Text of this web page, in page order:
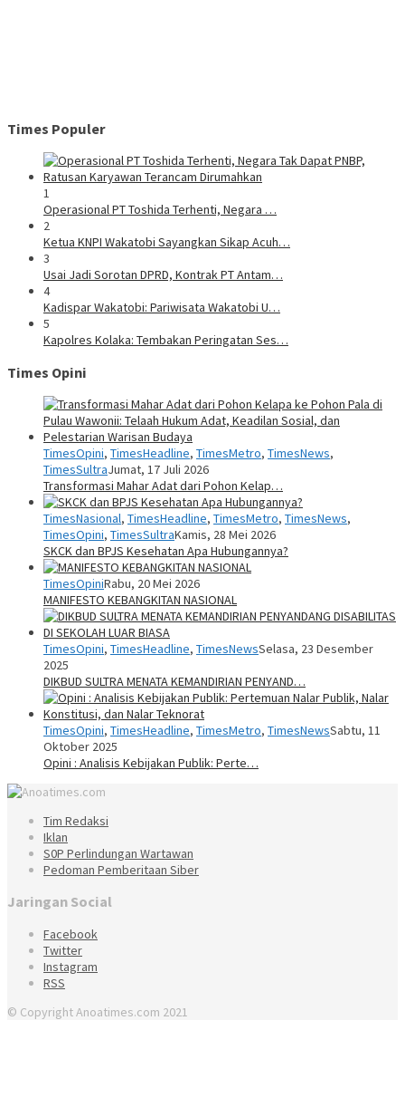
Times Populer
1
Operasional PT Toshida Terhenti, Negara …
2
Ketua KNPI Wakatobi Sayangkan Sikap Acuh…
3
Usai Jadi Sorotan DPRD, Kontrak PT Antam…
4
Kadispar Wakatobi: Pariwisata Wakatobi U…
5
Kapolres Kolaka: Tembakan Peringatan Ses…
Times Opini
TimesOpini, TimesHeadline, TimesMetro, TimesNews,
TimesSultraJumat, 17 Juli 2026
Transformasi Mahar Adat dari Pohon Kelap…
TimesNasional, TimesHeadline, TimesMetro, TimesNews,
TimesOpini, TimesSultraKamis, 28 Mei 2026
SKCK dan BPJS Kesehatan Apa Hubungannya?
TimesOpiniRabu, 20 Mei 2026
MANIFESTO KEBANGKITAN NASIONAL
TimesOpini, TimesHeadline, TimesNewsSelasa, 23 Desember
2025
DIKBUD SULTRA MENATA KEMANDIRIAN PENYAND…
TimesOpini, TimesHeadline, TimesMetro, TimesNewsSabtu, 11
Oktober 2025
Opini : Analisis Kebijakan Publik: Perte…
Tim Redaksi
Iklan
S0P Perlindungan Wartawan
Pedoman Pemberitaan Siber
Jaringan Social
Facebook
Twitter
Instagram
RSS
© Copyright Anoatimes.com 2021